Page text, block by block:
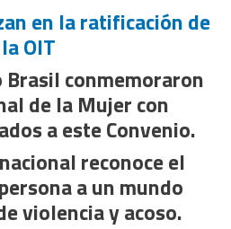
en la ratificación de
OIT
Brasil conmemoraron
de la Mujer con
a este Convenio.
reconoce el
a un mundo
violencia y acoso.